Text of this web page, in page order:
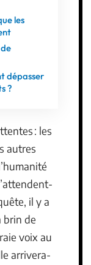
les
dépasser
?
: les
autres
il y a
brin de
voix au
arrivera-